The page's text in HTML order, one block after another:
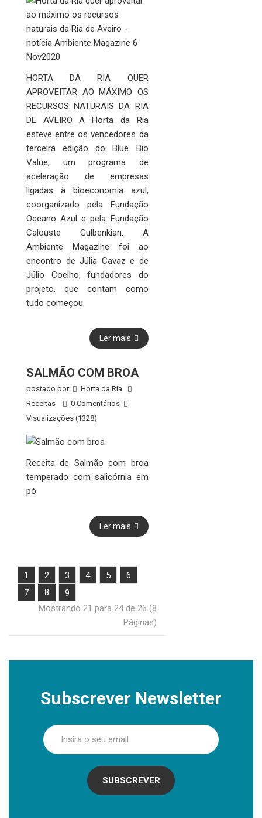
HORTA DA RIA QUER
APROVEITAR AO MÁXIMO OS
RECURSOS NATURAIS DA RIA
DE AVEIRO A Horta da Ria
esteve entre os vencedores da
terceira edição do Blue Bio
Value, um programa de
aceleração de empresas
ligadas à bioeconomia azul,
coorganizado pela Fundação
Oceano Azul e pela Fundação
Calouste Gulbenkian. A
Ambiente Magazine foi ao
encontro de Júlia Cavaz e de
Júlio Coelho, fundadores do
projeto, que contam como
tudo começou.
Ler mais
SALMÃO COM BROA
postado por
Horta da Ria
Receitas
0 Comentários
Visualizações (1328)
Receita de Salmão com broa
temperado com salicórnia em
pó
Ler mais
1 2 3 4 5
6
7
8
9
Mostrando 21 para 24 de 26 (8
Páginas)
Subscrever Newsletter
SUBSCREVER